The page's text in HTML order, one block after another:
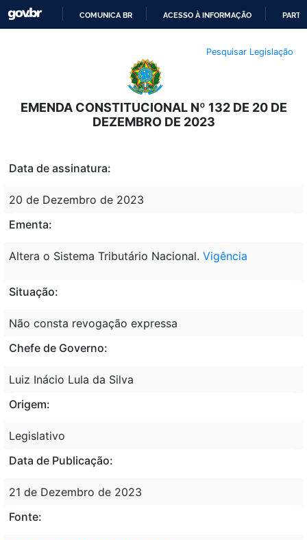
O
CONTEÚDO
COMUNICA BR ACESSO À INFORMAÇÃO
Pesquisar Legislação
EMENDA CONSTITUCIONAL Nº 132 DE 20 DE
DEZEMBRO DE 2023
Data de assinatura:
20 de Dezembro de 2023
Ementa:
Altera o Sistema Tributário Nacional. Vigência
Situação:
Não consta revogação expressa
Chefe de Governo:
Luiz Inácio Lula da Silva
Origem:
Legislativo
Data de Publicação:
21 de Dezembro de 2023
Fonte: